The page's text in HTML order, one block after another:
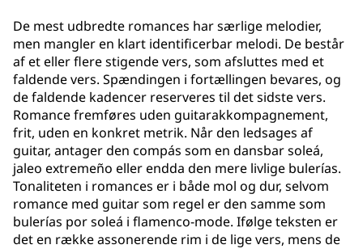
De mest udbredte romances har særlige melodier,
men mangler en klart identificerbar melodi. De består
af et eller flere stigende vers, som afsluttes med et
faldende vers. Spændingen i fortællingen bevares, og
de faldende kadencer reserveres til det sidste vers.
Romance fremføres uden guitarakkompagnement,
frit, uden en konkret metrik. Når den ledsages af
guitar, antager den compás som en dansbar soleá,
jaleo extremeño eller endda den mere livlige bulerías.
Tonaliteten i romances er i både mol og dur, selvom
romance med guitar som regel er den samme som
bulerías por soleá i flamenco-mode. Ifølge teksten er
det en række assonerende rim i de lige vers, mens de